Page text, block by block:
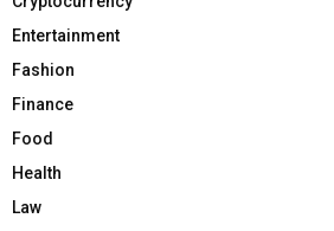
Entertainment
Fashion
Finance
Food
Health
Law